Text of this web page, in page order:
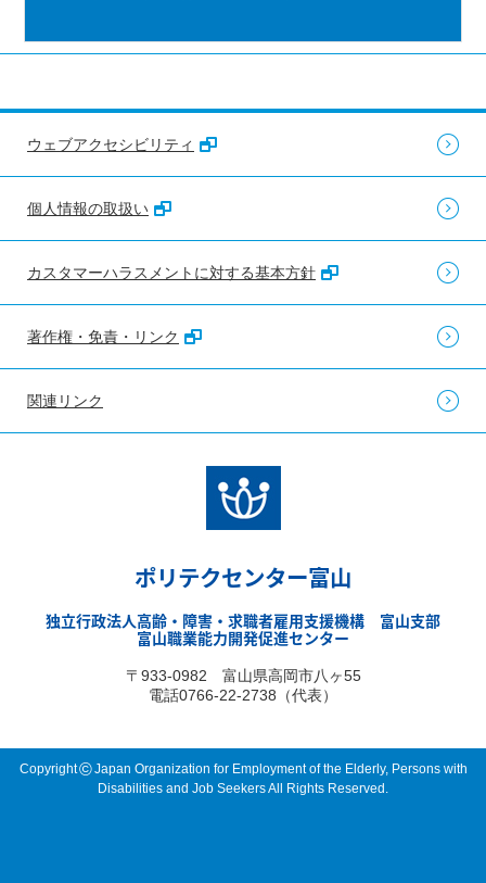
ウェブアクセシビリティ
個人情報の取扱い
カスタマーハラスメントに対する基本方針
著作権・免責・リンク
関連リンク
ポリテクセンター富山
独立行政法人高齢・障害・求職者雇用支援機構 富山支部
富山職業能力開発促進センター
〒933-0982 富山県高岡市八ヶ55
電話0766-22-2738（代表）
Copyright©Japan Organization for Employment of the Elderly, Persons with
Disabilities and Job Seekers All Rights Reserved.